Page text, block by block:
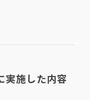
施した内容